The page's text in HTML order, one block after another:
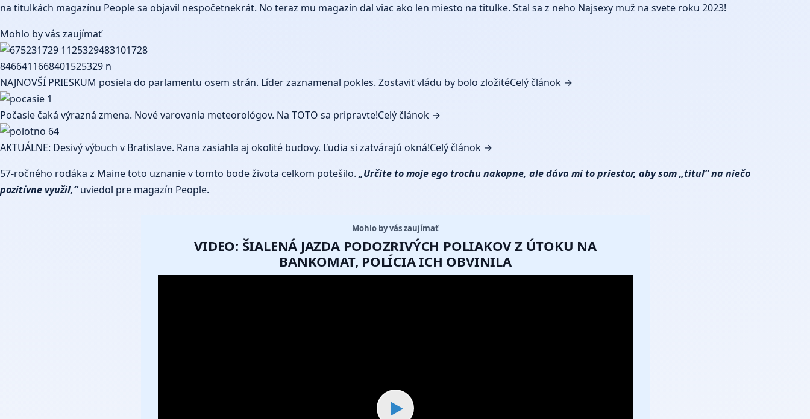
na titulkách magazínu People sa objavil nespočetnekrát. No teraz mu magazín dal viac ako len miesto na titulke. Stal sa z neho Najsexy muž na svete roku 2023!
Mohlo by vás zaujímať
NAJNOVŠÍ PRIESKUM posiela do parlamentu osem strán. Líder zaznamenal pokles. Zostaviť vládu by bolo zložitéCelý článok →
Počasie čaká výrazná zmena. Nové varovania meteorológov. Na TOTO sa pripravte!Celý článok →
AKTUÁLNE: Desivý výbuch v Bratislave. Rana zasiahla aj okolité budovy. Ľudia si zatvárajú okná!Celý článok →
57-ročného rodáka z Maine toto uznanie v tomto bode života celkom potešilo. „Určite to moje ego trochu nakopne, ale dáva mi to priestor, aby som „titul” na niečo
pozitívne využil,“uviedol pre magazín People.
Mohlo by vás zaujímať
VIDEO: ŠIALENÁ JAZDA PODOZRIVÝCH POLIAKOV Z ÚTOKU NA
BANKOMAT, POLÍCIA ICH OBVINILA
▶